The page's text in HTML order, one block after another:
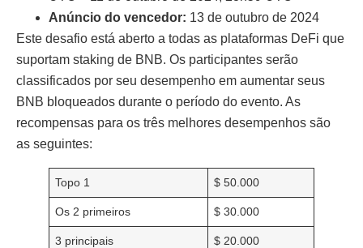
Anúncio do vencedor: 13 de outubro de 2024
Este desafio está aberto a todas as plataformas DeFi que
suportam staking de BNB. Os participantes serão
classificados por seu desempenho em aumentar seus
BNB bloqueados durante o período do evento. As
recompensas para os três melhores desempenhos são
as seguintes:
Topo 1 $ 50.000
Os 2 primeiros $ 30.000
3 principais $ 20.000